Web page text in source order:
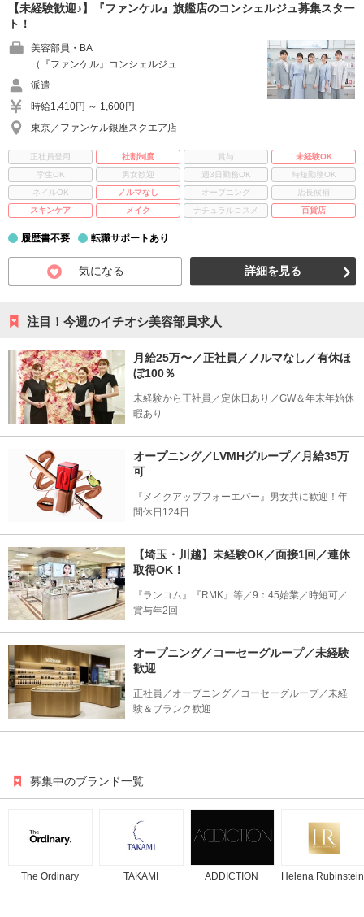
【未経験歓迎♪】『ファンケル』旗艦店のコンシェルジュ募集スター
ト！
美容部員・BA
（『ファンケル』コンシェルジュ …
派遣
時給1,410円 ～ 1,600円
東京／ファンケル銀座スクエア店
正社員登用 社割制度 賞与
未経験OK
学生OK
男女歓迎 週3日勤務OK
時短勤務OK
ネイルOK
ノルマなし オープニング
店長候補
スキンケア
メイク ナチュラルコスメ 百貨店
履歴書不要 転職サポートあり
気になる 詳細を見る
注目！今週のイチオシ美容部員求人
月給25万〜／正社員／ノルマなし／有休ほ
ぼ100％
未経験から正社員／定休日あり／GW＆年末年始休
暇あり
オープニング／LVMHグループ／月給35万
可
『メイクアップフォーエバー』男女共に歓迎！年
間休日124日
【埼玉・川越】未経験OK／面接1回／連休
取得OK！
『ランコム』『RMK』等／9：45始業／時短可／
賞与年2回
オープニング／コーセーグループ／未経験
歓迎
正社員／オープニング／コーセーグループ／未経
験＆ブランク歓迎
募集中のブランド一覧
The Ordinary TAKAMI ADDICTION Helena Rubinstein